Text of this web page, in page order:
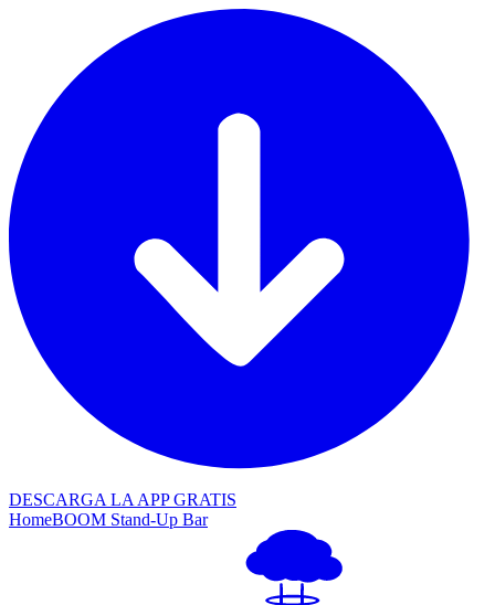
DESCARGA LA APP GRATIS
HomeBOOM Stand-Up Bar